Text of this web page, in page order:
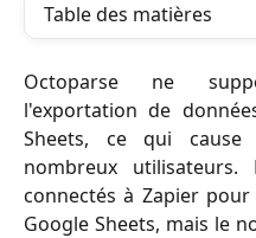
Table des matières
Octoparse ne
l'exportation de
Sheets, ce qui
nombreux
connectés à Zapier
Google Sheets, mais le